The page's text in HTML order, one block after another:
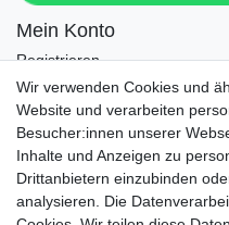
Mein Konto
Registrieren
Login
Newsletter
E-MAIL **
Newsletter
Honig
Wir verwenden Cookies und
Website und verarbeiten
Besucher:innen unserer
Inhalte und Anzeigen zu
Drittanbietern einzubinden
analysieren. Die